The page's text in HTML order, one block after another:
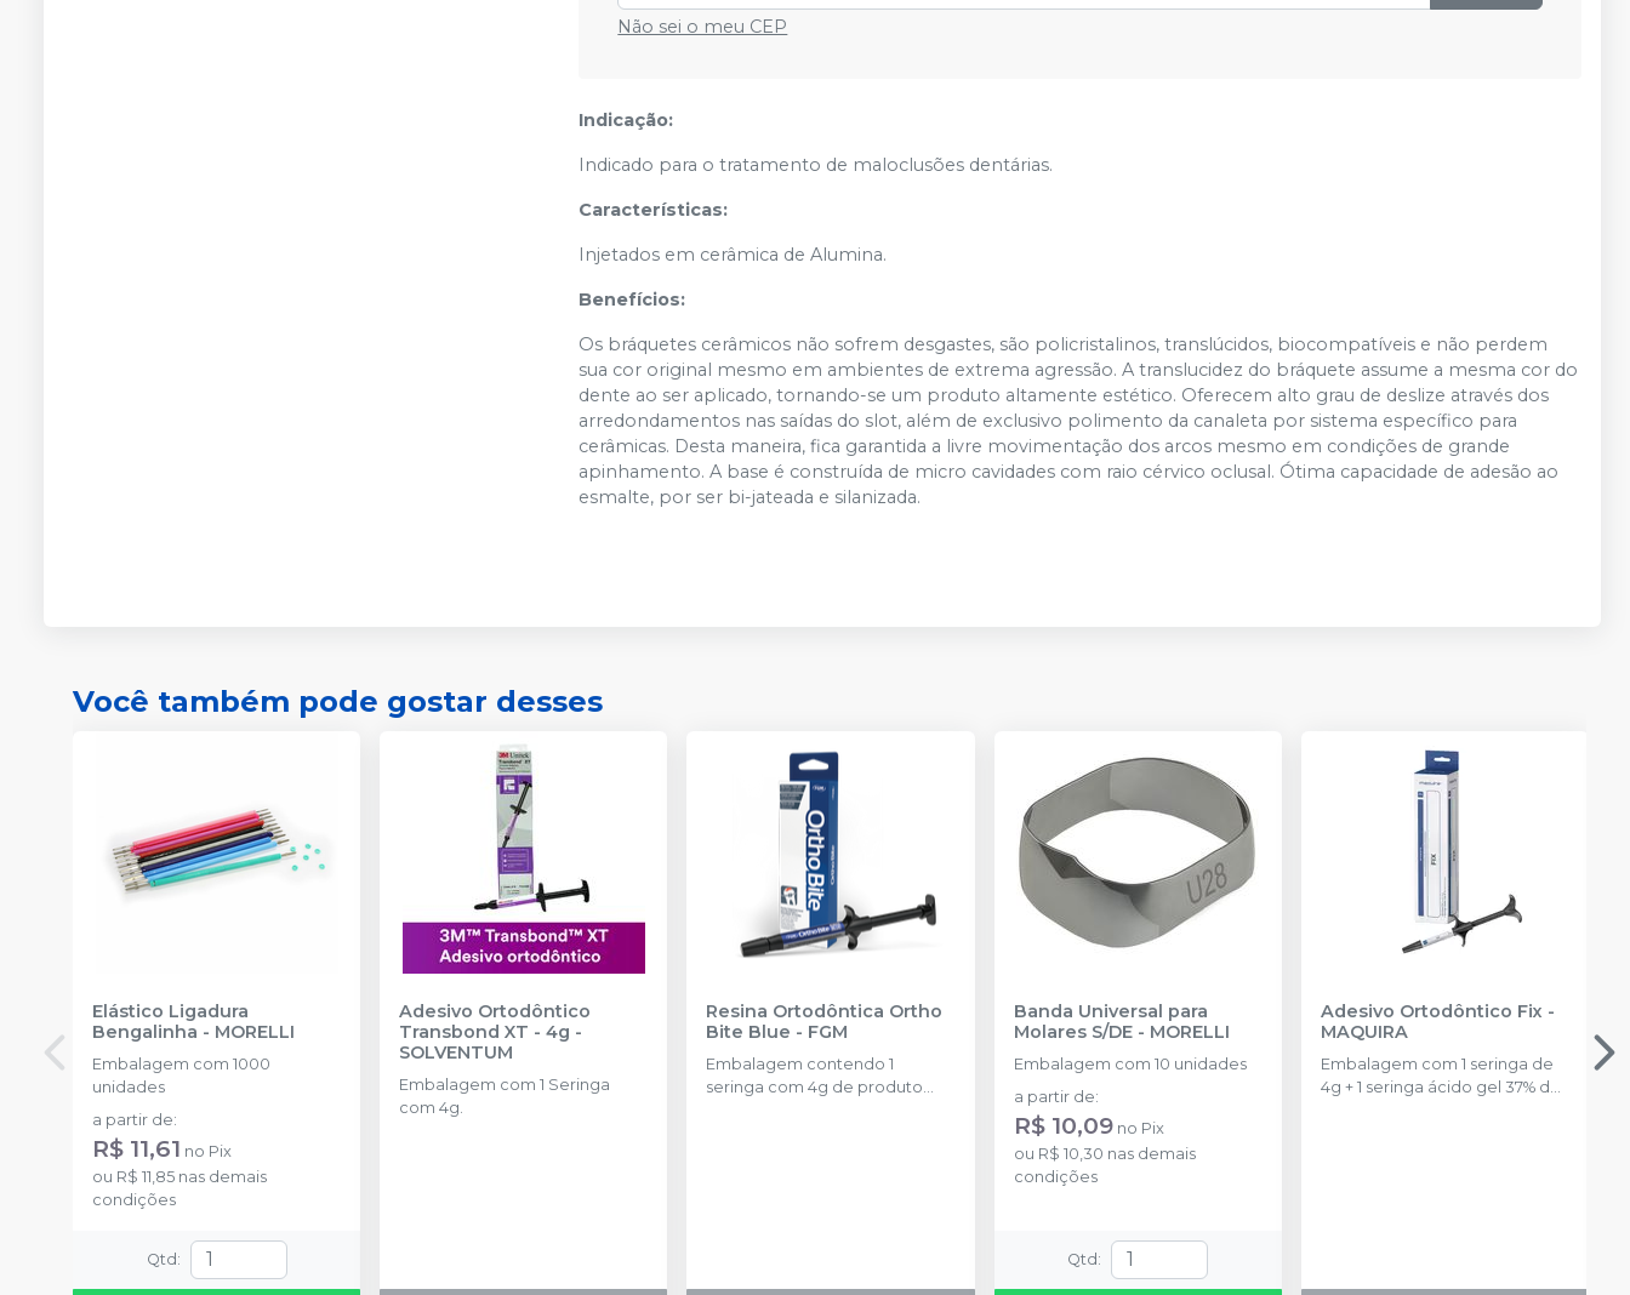
Não sei o meu CEP
Indicação:
Indicado para o tratamento de maloclusões dentárias.
Características:
Injetados em cerâmica de Alumina.
Benefícios:
Os bráquetes cerâmicos não sofrem desgastes, são policristalinos, translúcidos, biocompatíveis e não perdem
sua cor original mesmo em ambientes de extrema agressão. A translucidez do bráquete assume a mesma cor do
dente ao ser aplicado, tornando-se um produto altamente estético. Oferecem alto grau de deslize através dos
arredondamentos nas saídas do slot, além de exclusivo polimento da canaleta por sistema específico para
cerâmicas. Desta maneira, fica garantida a livre movimentação dos arcos mesmo em condições de grande
apinhamento. A base é construída de micro cavidades com raio cérvico oclusal. Ótima capacidade de adesão ao
esmalte, por ser bi-jateada e silanizada.
Você também pode gostar desses
Elástico Ligadura
Bengalinha - MORELLI
Embalagem com 1000
unidades
a partir de:
R$ 11,61 no Pix
ou R$ 11,85 nas demais
condições
Qtd :
Adesivo Ortodôntico
Transbond XT - 4g -
SOLVENTUM
Embalagem com 1 Seringa
com 4g.
Resina Ortodôntica Ortho
Bite Blue - FGM
Embalagem contendo 1
seringa com 4g de produto
Banda Universal para
Molares S/DE- MORELLI
Embalagem com 10 unidades
a partir de:
R$ 10,09 no Pix
ou R$ 10,30 nas demais
condições
Qtd :
Adesivo Ortodôntico Fix -
MAQUIRA
Embalagem com 1 seringa de
4g + 1 seringa ácido gel 37% de